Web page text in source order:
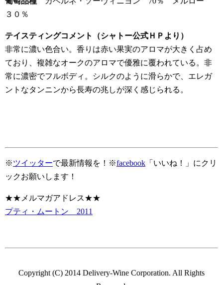
３０％
テイスティングコメント（シャトー公式ＨＰより）
非常に濃い色合い。香りは赤い果実のアロマが大きく占め
ており、複雑なオークのアロマで優雅に覆われている。非
常に濃密でフルボディ。シルクのように滑らかで、エレガ
ントなタンニンから長寿の兆しが深く感じられる。
※ツイッターで最新情報を！※facebook 「いいね！」にクリ
ックお願いします！
★★メルマガアドレス★★
プティ・ムートン 2011
Copyright (C) 2014 Delivery-Wine Corporation. All Rights